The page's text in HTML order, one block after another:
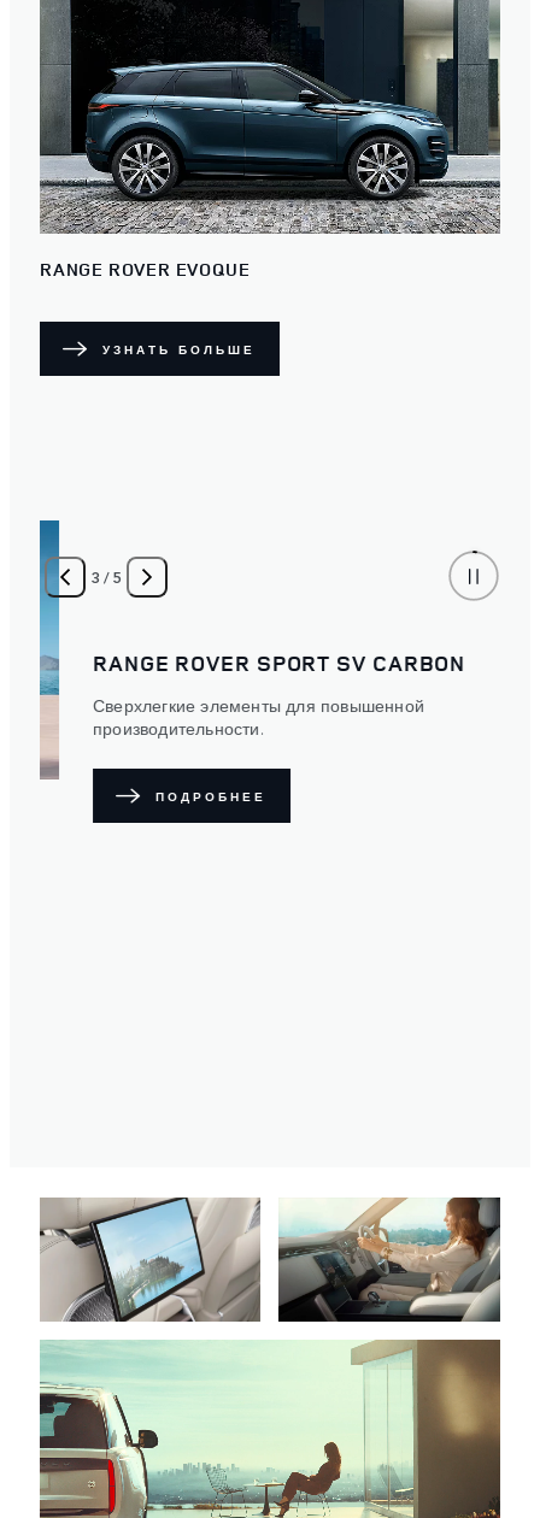
RANGE ROVER EVOQUE
УЗНАТЬ БОЛЬШЕ
3 /5
RANGE ROVER SPORT SV CARBON
Сверхлегкие элементы для повышенной
производительности.
ПОДРОБНЕЕ